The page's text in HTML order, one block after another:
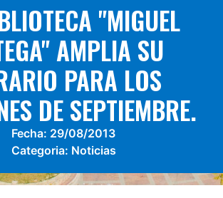
"MIGUEL
AMPLIA SU
PARA LOS
DE SEPTIEMBRE.
Fecha: 29/08/2013
Categoria: Noticias